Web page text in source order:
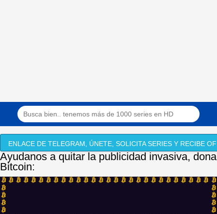
ENLACE DE TELEGRAM, ÚNETE, SOLICITA SERIES Y RECIBE
Ayudanos a quitar la publicidad invasiva, dona
Bitcoin: